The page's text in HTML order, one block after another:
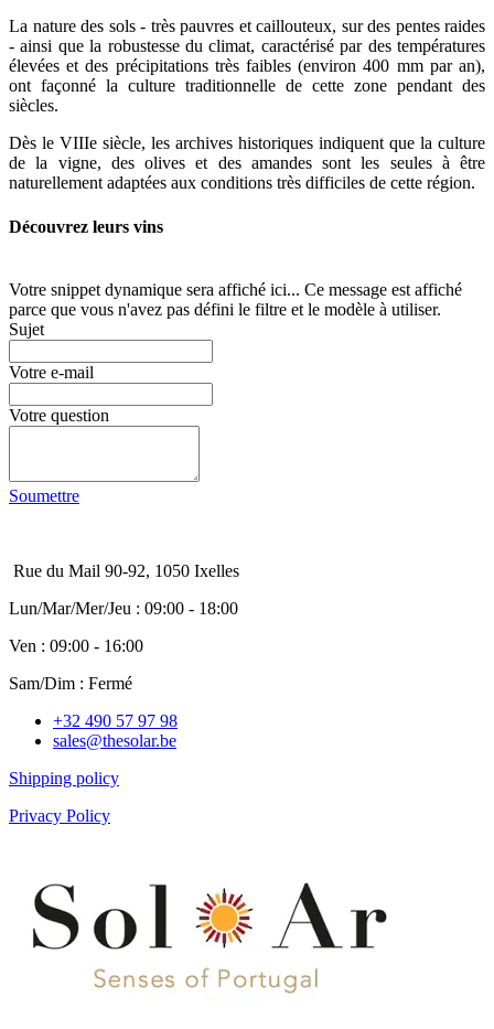
La nature des sols - très pauvres et caillouteux, sur des pentes raides
- ainsi que la robustesse du climat, caractérisé par des températures
élevées et des précipitations très faibles (environ 400 mm par an),
ont façonné la culture traditionnelle de cette zone pendant des
siècles.
Dès le VIIIe siècle, les archives historiques indiquent que la culture
de la vigne, des olives et des amandes sont les seules à être
naturellement adaptées aux conditions très difficiles de cette région.
Découvrez leurs vins
Votre snippet dynamique sera affiché ici... Ce message est affiché
parce que vous n'avez pas défini le filtre et le modèle à utiliser.
Sujet
Votre e-mail
Votre question
Soumettre
Rue du Mail 90-92, 1050 Ixelles
Lun/Mar/Mer/Jeu : 09:00 - 18:00
Ven : 09:00 - 16:00
Sam/Dim : Fermé
+32 490 57 97 98
sales@thesolar.be
Shipping policy
Privacy Policy